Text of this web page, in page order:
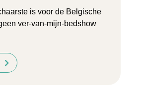
is voor de Belgische
ver-van-mijn-bedshow